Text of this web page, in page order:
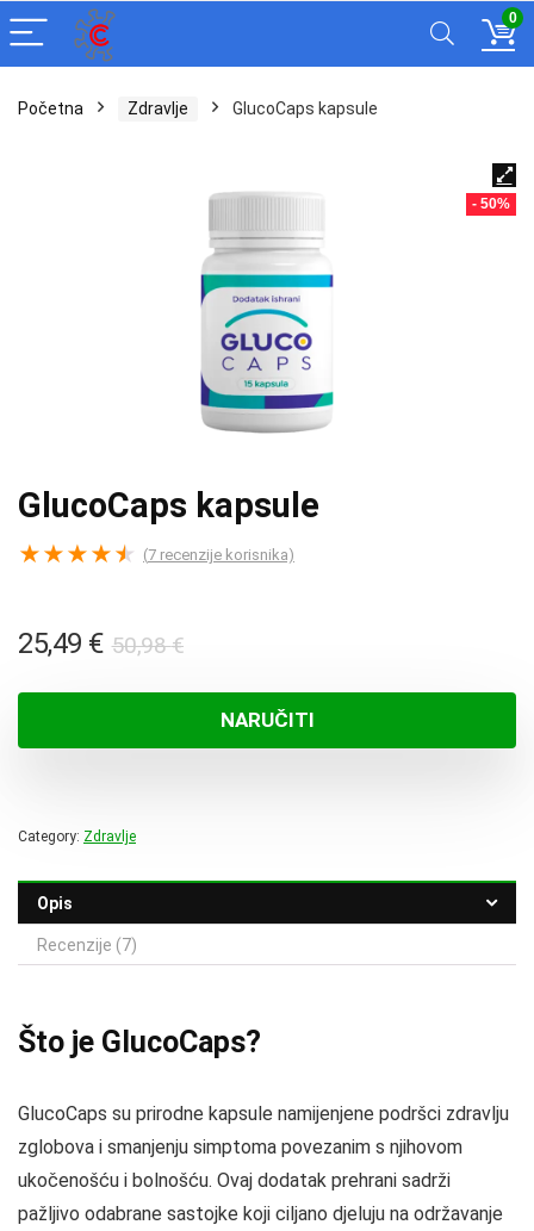
0
Početna Zdravlje GlucoCaps kapsule
- 50%
GlucoCaps kapsule
★★★★★ (7 recenzije korisnika)
50,98€Izvorna
bila
je:
25,49 €
Trenutna
25,49 €.
NARUČITI
Category: Zdravlje
Opis
Recenzije (7)
Što je GlucoCaps?
GlucoCaps su prirodne kapsule namijenjene podršci zdravlju
zglobova i smanjenju simptoma povezanim s njihovom
ukočenošću i bolnošću. Ovaj dodatak prehrani sadrži
pažljivo odabrane sastojke koji ciljano djeluju na održavanje